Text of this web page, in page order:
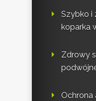
Szybko i
koparka
Zdrowy
Ochrona